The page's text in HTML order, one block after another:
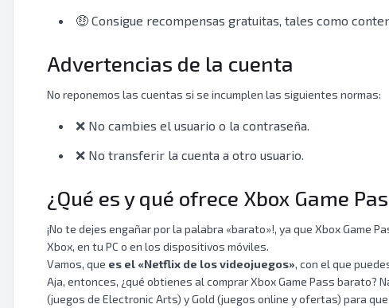
🤑 Consigue recompensas gratuitas, tales como
Advertencias de la cuenta
No reponemos las cuentas si se incumplen las siguientes normas:
❌ No cambies el usuario o la contraseña.
❌ No transferir la cuenta a otro usuario.
¿Qué es y qué ofrece Xbox Game
¡No te dejes engañar por la palabra «barato»!, ya que Xbox
Xbox, en tu PC o en los dispositivos móviles.
Vamos, que es el «Netflix de los videojuegos», con el que
Aja, entonces, ¿qué obtienes al comprar Xbox Game Pass barato?
(juegos de Electronic Arts) y Gold (juegos online y ofertas) para